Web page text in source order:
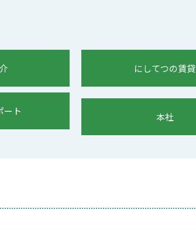
にしてつの賃貸
ート 本社